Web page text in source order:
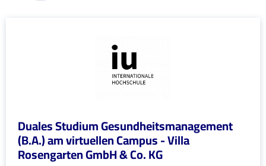
Duales Studium Gesundheitsmanagement
(B.A.) am virtuellen Campus - Villa
Rosengarten GmbH & Co. KG